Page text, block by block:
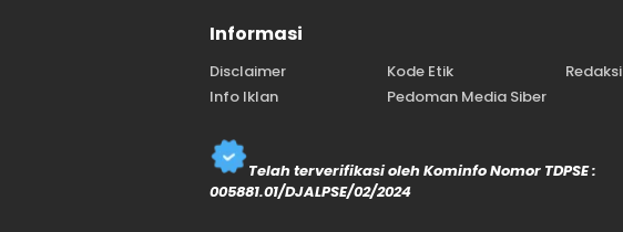
Informasi
Disclaimer Kode Etik
Redaksi
Info Iklan
Pedoman Media Siber
Telah terverifikasi oleh Kominfo Nomor TDPSE :
005881.01/DJALPSE/02/2024